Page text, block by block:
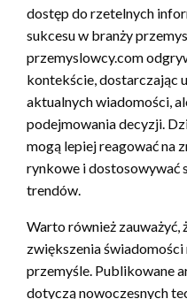
dostęp do rzetelnych
sukcesu w branży
przemyslowcy.com
kontekście, dostarczając
aktualnych wiadomości,
podejmowania decyzji.
mogą lepiej reagować na
rynkowe i dostosowywać
trendów.
Warto również zauważyć,
zwiększenia
przemyśle. Publikowane
dotyczą nowoczesnych